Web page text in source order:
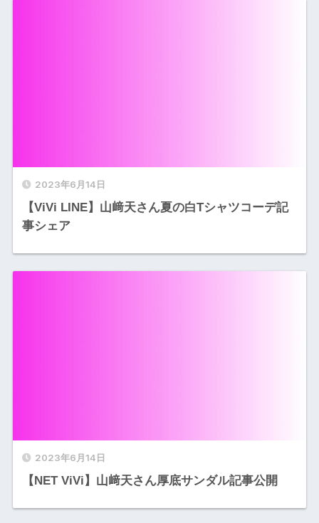
2023年6月14日
【ViVi LINE】山﨑天さん夏の白Tシャツコーデ記
事シェア
2023年6月14日
【NET ViVi】山﨑天さん厚底サンダル記事公開